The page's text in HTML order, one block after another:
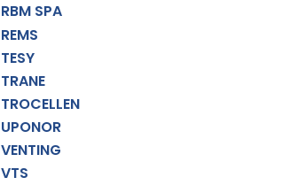
RBM SPA
REMS
TESY
TRANE
TROCELLEN
UPONOR
VENTING
VTS